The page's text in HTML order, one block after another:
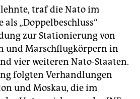
traf die Nato im
als „Doppelbeschluss“
zur Stationierung von
und Marschflugkörpern in
vier weiteren Nato-Staaten.
folgten Verhandlungen
und Moskau, die im